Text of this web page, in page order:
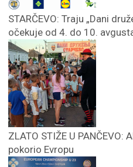
STARČEVO: Traju „Dani
očekuje od 4. do 10.
ZLATO STIŽE U PANČEVO:
pokorio Evropu